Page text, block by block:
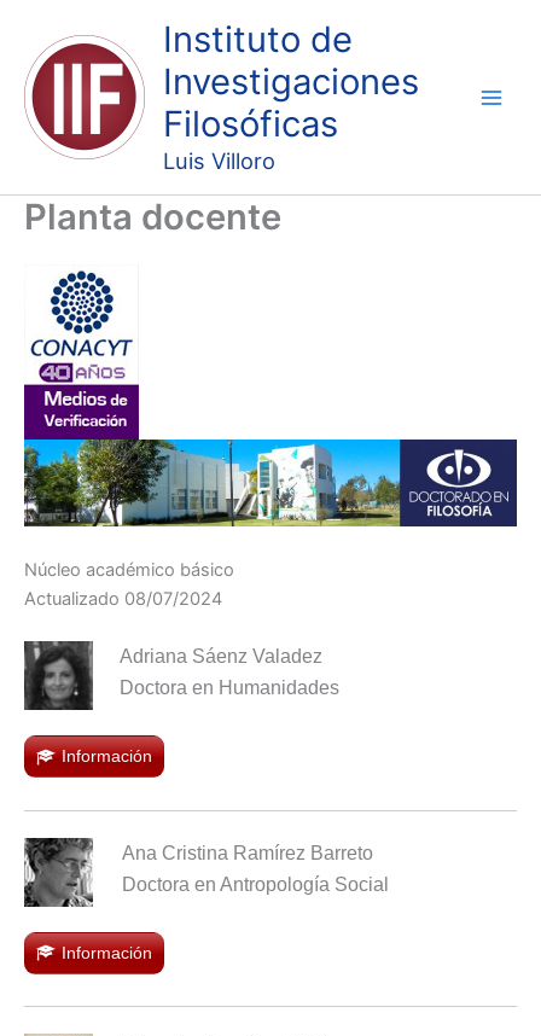
contenido
Instituto de
Investigaciones
Filosóficas
Luis Villoro
Planta docente
Núcleo académico básico
Actualizado 08/07/2024
Adriana Sáenz Valadez
Doctora en Humanidades
Información
Ana Cristina Ramírez Barreto
Doctora en Antropología Social
Información